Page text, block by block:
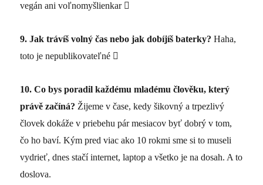
vegán ani voľnomyšlienkar 
9.Jak trávíš volný čas nebo jak dobíjíš baterky?Haha,
toto je nepublikovateľné 
10.Co bys poradil každému mladému člověku, který
právě začíná? Žijeme v čase, kedy šikovný a trpezlivý
človek dokáže v priebehu pár mesiacov byť dobrý v tom,
čo ho baví. Kým pred viac ako 10 rokmi sme si to museli
vydrieť, dnes stačí internet, laptop a všetko je na dosah. A to
doslova.